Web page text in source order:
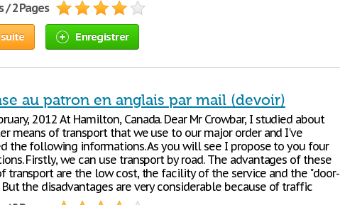
/ 2 Pages
Enregistrer
au patron en anglais par mail (devoir)
2012 At Hamilton, Canada. Dear Mr Crowbar, I studied about
means of transport that we use to our major order and I've
the following informations. As you will see I propose to you four
Firstly, we can use transport by road. The advantages of these
transport are the low cost, the facility of the service and the "door-
But the disadvantages are very considerable because of traffic